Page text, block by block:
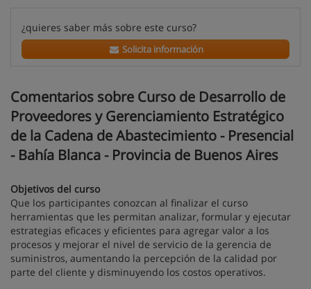
¿quieres saber más sobre este curso?
Solicita información
Comentarios sobre Curso de Desarrollo de
Proveedores y Gerenciamiento Estratégico
de la Cadena de Abastecimiento - Presencial
- Bahía Blanca - Provincia de Buenos Aires
Objetivos del curso
Que los participantes conozcan al finalizar el curso
herramientas que les permitan analizar, formular y ejecutar
estrategias eficaces y eficientes para agregar valor a los
procesos y mejorar el nivel de servicio de la gerencia de
suministros, aumentando la percepción de la calidad por
parte del cliente y disminuyendo los costos operativos.